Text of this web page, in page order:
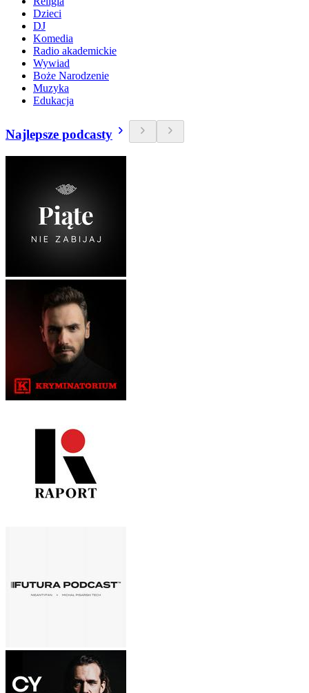
Dzieci
DJ
Komedia
Radio akademickie
Wywiad
Boże Narodzenie
Muzyka
Edukacja
Najlepsze podcasty